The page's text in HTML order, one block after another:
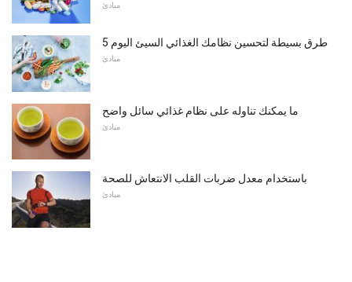
مبادئ
5 طرق بسيطة لتحسين نظامك الغذائي السيئ اليوم
مبادئ
ما يمكنك تناوله على نظام غذائي سائل واضح
مبادئ
باستخدام معدل ضربات القلب الانتعاش للصحة
مبادئ